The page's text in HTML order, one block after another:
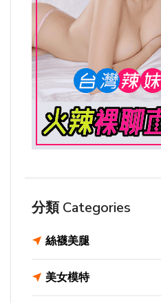
分類 Categories
絲襪美腿
美女模特